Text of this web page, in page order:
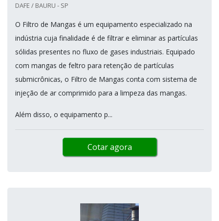
DAFE / BAURU - SP
O Filtro de Mangas é um equipamento especializado na
indústria cuja finalidade é de filtrar e eliminar as partículas
sólidas presentes no fluxo de gases industriais. Equipado
com mangas de feltro para retenção de partículas
submicrônicas, o Filtro de Mangas conta com sistema de
injeção de ar comprimido para a limpeza das mangas.
Além disso, o equipamento p...
Cotar agora